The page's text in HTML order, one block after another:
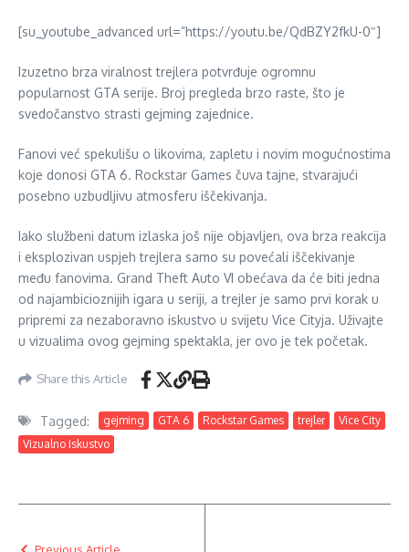
[su_youtube_advanced url=”https://youtu.be/QdBZY2fkU-0″]
Izuzetno brza viralnost trejlera potvrđuje ogromnu
popularnost GTA serije. Broj pregleda brzo raste, što je
svedočanstvo strasti gejming zajednice.
Fanovi već spekulišu o likovima, zapletu i novim mogućnostima
koje donosi GTA 6. Rockstar Games čuva tajne, stvarajući
posebno uzbudljivu atmosferu iščekivanja.
Iako službeni datum izlaska još nije objavljen, ova brza reakcija
i eksplozivan uspjeh trejlera samo su povećali iščekivanje
među fanovima. Grand Theft Auto VI obećava da će biti jedna
od najambicioznijih igara u seriji, a trejler je samo prvi korak u
pripremi za nezaboravno iskustvo u svijetu Vice Cityja. Uživajte
u vizualima ovog gejming spektakla, jer ovo je tek početak.
Share this Article
Tagged: gejming GTA 6 Rockstar Games trejler
Vice City
Vizualno Iskustvo
Previous Article